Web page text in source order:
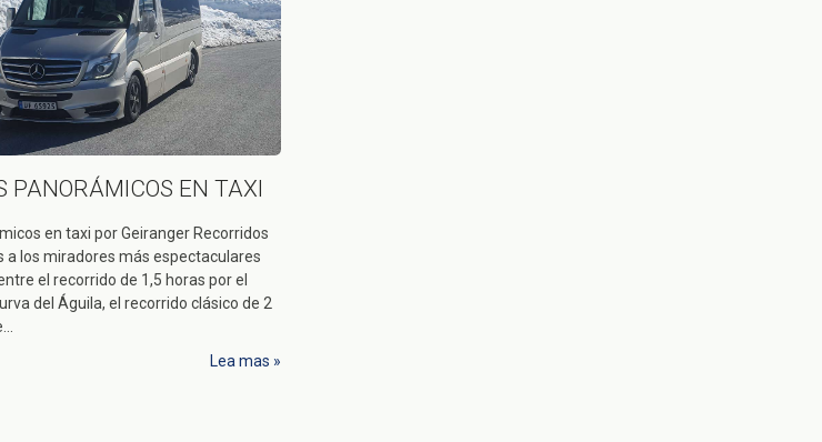
PANORÁMICOS EN TAXI
en taxi por Geiranger Recorridos
a los miradores más espectaculares
el recorrido de 1,5 horas por el
del Águila, el recorrido clásico de 2
Lea mas